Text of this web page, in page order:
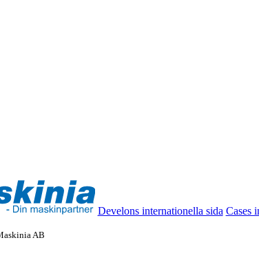
Develons internationella sida Cases
AB